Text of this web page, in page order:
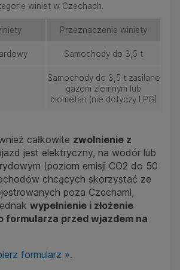
winiet w Czechach.
Przeznaczenie winiety
Samochody do 3,5 t
Samochody do 3,5 t zasilane
gazem ziemnym lub
biometan (nie dotyczy LPG)
całkowite zwolnienie z
jest elektryczny, na wodór lub
(poziom emisji CO2 do 50
chcących skorzystać ze
poza Czechami,
wypełnienie i złożenie
formularza przed wjazdem na
formularz ».